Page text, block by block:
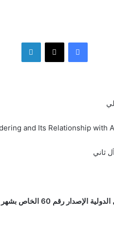
فيسبوك ‫X
and Its Relationship with
ثاني
بشهر أكتوبر/ نونبر 2025